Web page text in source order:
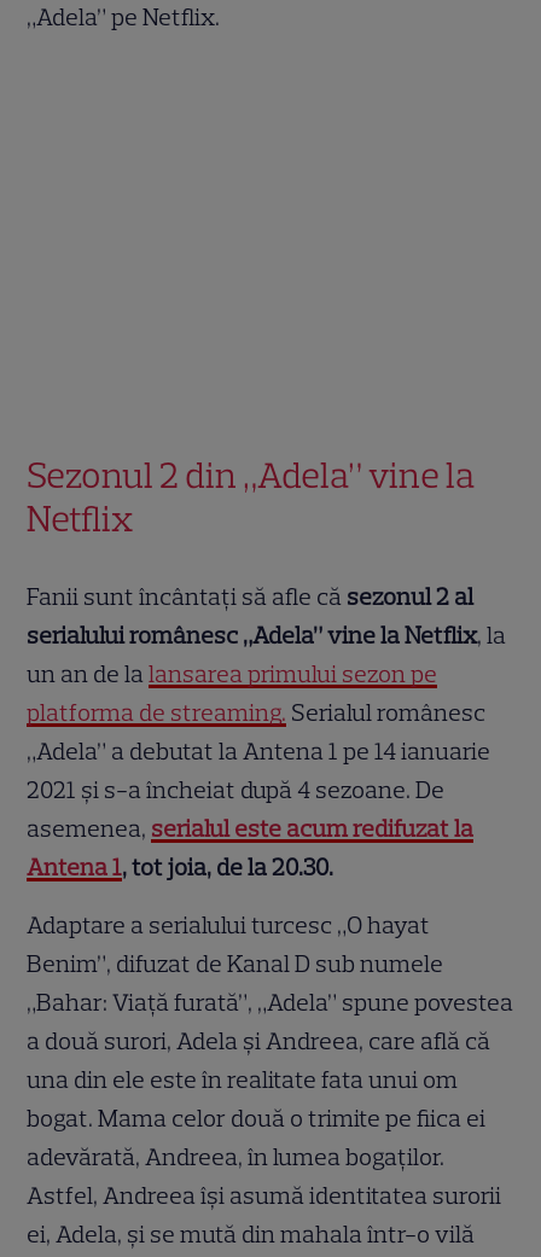
„Adela” pe Netflix.
Sezonul 2 din „Adela” vine la
Netflix
Fanii sunt încântați să afle că sezonul 2 al
serialului românesc „Adela” vine la Netflix, la
un an de lalansarea primului sezon pe
platforma de streaming. Serialul românesc
„Adela” a debutat la Antena 1 pe 14 ianuarie
2021 și s-a încheiat după 4 sezoane. De
asemenea, serialul este acum redifuzat la
Antena 1, tot joia, de la 20.30.
Adaptare a serialului turcesc „O hayat
Benim”, difuzat de Kanal D sub numele
„Bahar: Viață furată”, „Adela” spune povestea
a două surori, Adela și Andreea, care află că
una din ele este în realitate fata unui om
bogat. Mama celor două o trimite pe fiica ei
adevărată, Andreea, în lumea bogaților.
Astfel, Andreea își asumă identitatea surorii
ei, Adela, și se mută din mahala într-o vilă